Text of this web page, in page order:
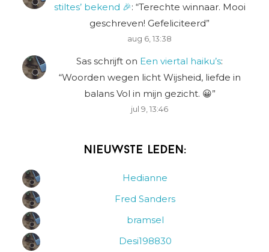
stiltes’ bekend 🎉: “Terechte winnaar. Mooi
geschreven! Gefeliciteerd”
aug 6, 13:38
Sas schrijft on Een viertal haiku’s:
“Woorden wegen licht Wijsheid, liefde in
balans Vol in mijn gezicht. 😀”
jul 9, 13:46
Nieuwste leden:
Hedianne
Fred Sanders
bramsel
Desi198830